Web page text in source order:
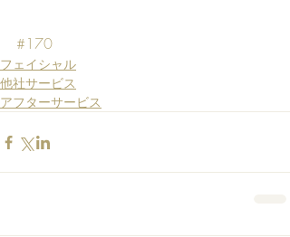
#170
フェイシャル
他社サービス
アフターサービス